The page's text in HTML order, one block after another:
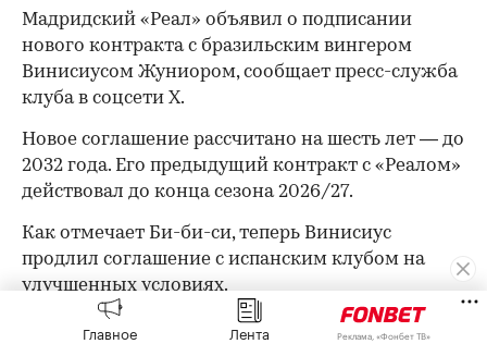
Мадридский «Реал» объявил о подписании
нового контракта с бразильским вингером
Винисиусом Жуниором, сообщает пресс-служба
клуба в соцсети X.
Новое соглашение рассчитано на шесть лет — до
2032 года. Его предыдущий контракт с «Реалом»
действовал до конца сезона 2026/27.
Как отмечает Би-би-си, теперь Винисиус
продлил соглашение с испанским клубом на
улучшенных условиях.
Переговоры между сторонами продолжались
Главное Лента Реклама, «Фонбет ТВ»